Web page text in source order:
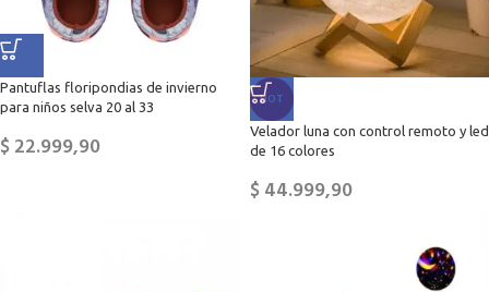
Pantuflas floripondias de invierno
para niños selva 20 al 33
$22.999,90
HOT
Velador luna con control remoto y led
de 16 colores
$44.999,90